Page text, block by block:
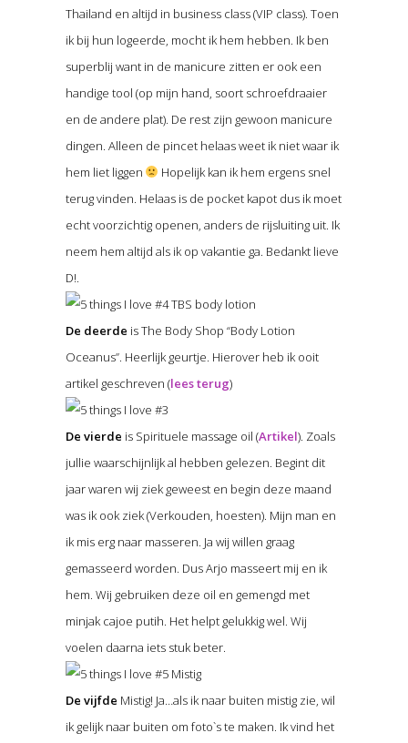
Thailand en altijd in business class (VIP class). Toen
ik bij hun logeerde, mocht ik hem hebben. Ik ben
superblij want in de manicure zitten er ook een
handige tool (op mijn hand, soort schroefdraaier
en de andere plat). De rest zijn gewoon manicure
dingen. Alleen de pincet helaas weet ik niet waar ik
hem liet liggen
Hopelijk kan ik hem ergens snel
terug vinden. Helaas is de pocket kapot dus ik moet
echt voorzichtig openen, anders de rijsluiting uit. Ik
neem hem altijd als ik op vakantie ga. Bedankt lieve
D!.
De deerde is The Body Shop “Body Lotion
Oceanus”. Heerlijk geurtje. Hierover heb ik ooit
artikel geschreven (lees terug)
De vierde is Spirituele massage oil (Artikel). Zoals
jullie waarschijnlijk al hebben gelezen. Begint dit
jaar waren wij ziek geweest en begin deze maand
was ik ook ziek (Verkouden, hoesten). Mijn man en
ik mis erg naar masseren. Ja wij willen graag
gemasseerd worden. Dus Arjo masseert mij en ik
hem. Wij gebruiken deze oil en gemengd met
minjak cajoe putih. Het helpt gelukkig wel. Wij
voelen daarna iets stuk beter.
De vijfde Mistig! Ja…als ik naar buiten mistig zie, wil
ik gelijk naar buiten om foto`s te maken. Ik vind het